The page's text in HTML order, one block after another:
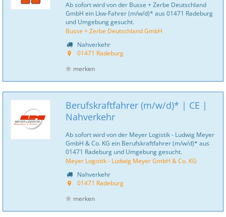
Ab sofort wird von der Busse + Zerbe Deutschland
GmbH ein Lkw-Fahrer (m/w/d)* aus 01471 Radeburg
und Umgebung gesucht.
Busse + Zerbe Deutschland GmbH
Nahverkehr
01471 Radeburg
merken
Berufskraftfahrer (m/w/d)* | CE |
Nahverkehr
Ab sofort wird von der Meyer Logistik - Ludwig Meyer
GmbH & Co. KG ein Berufskraftfahrer (m/w/d)* aus
01471 Radeburg und Umgebung gesucht.
Meyer Logistik - Ludwig Meyer GmbH & Co. KG
Nahverkehr
01471 Radeburg
merken